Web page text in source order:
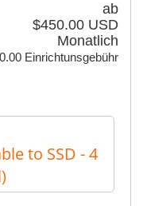
ab
$450.00 USD
Monatlich
Einrichtunsgebühr
to SSD - 4